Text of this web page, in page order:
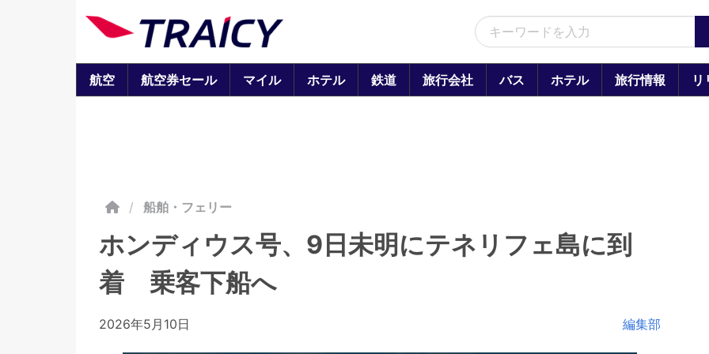
航空 航空券セール マイル ホテル 鉄道 旅行会社 バス ホテル 旅行情報 リ
/ 船舶・フェリー
ホンディウス号、9日未明にテネリフェ島に到
着 乗客下船へ
2026年5月10日 編集部